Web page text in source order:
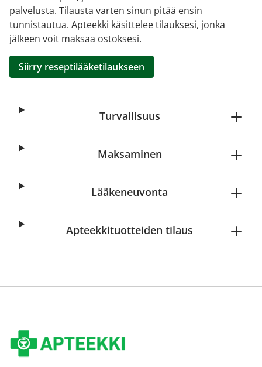
palvelusta. Tilausta varten sinun pitää ensin
tunnistautua. Apteekki käsittelee tilauksesi, jonka
jälkeen voit maksaa ostoksesi.
Siirry reseptilääketilaukseen
Turvallisuus
Maksaminen
Lääkeneuvonta
Apteekkituotteiden tilaus